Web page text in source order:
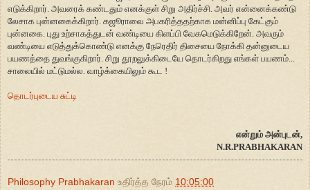
எடுக்கிறார். அவரைக் கண்டதும் எனக்குள் சிறு அதிர்ச்சி. அவர் என்னைக்கண்டு
லேசாக புன்னகைக்கிறார். கஜூராவை அபகரித்ததற்காக மன்னிப்பு கேட்கும்
புன்னகை. புது உற்சாகத்துடன் வண்டியை கிளப்பி வேகமெடுக்கிறேன். அவரும்
வண்டியை எடுத்துக்கொண்டு எனக்கு நேரெதிர் திசையை நோக்கி தன்னுடைய
பயணத்தை துவங்குகிறார். சிறு தூறலுக்கிடையே தொடர்கிறது எங்கள் பயணம்...
சாலையில் மட்டுமல்ல. வாழ்க்கையிலும் கூட !
தொடர்புடைய சுட்டி
என்றும் அன்புடன்,
N.R.PRABHAKARAN
Philosophy Prabhakaran உதிர்த்த நேரம் 10:05:00